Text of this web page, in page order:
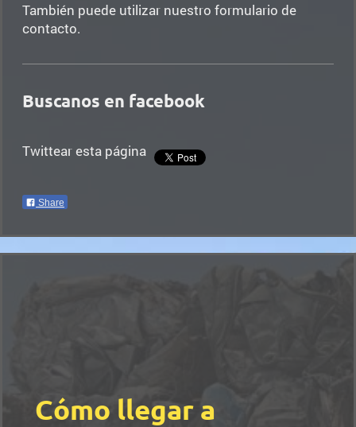
También puede utilizar nuestro formulario de
contacto.
Buscanos en facebook
Twittear esta página
Share
Cómo llegar a